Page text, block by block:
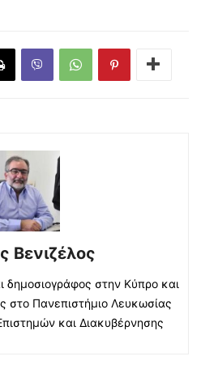
Βενιζέλος
δημοσιογράφος στην Κύπρο και
στο Πανεπιστήμιο Λευκωσίας
και Διακυβέρνησης